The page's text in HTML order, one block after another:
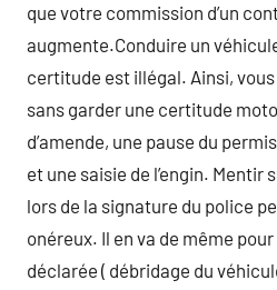
que votre commission d’un
augmente.Conduire un
certitude est illégal. Ainsi, vous
sans garder une certitude
d’amende, une pause du
et une saisie de l’engin. Mentir
lors de la signature du police
onéreux. Il en va de même
déclarée ( débridage du